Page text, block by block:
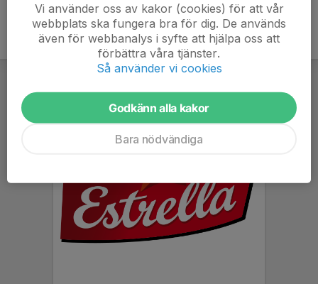
Vi använder oss av kakor (cookies) för att vår
webbplats ska fungera bra för dig. De används
även för webbanalys i syfte att hjälpa oss att
förbättra våra tjänster.
Så använder vi cookies
Godkänn alla kakor
Bara nödvändiga